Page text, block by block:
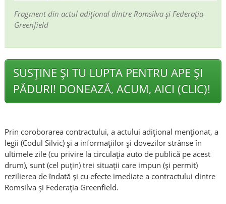
Fragment din actul adițional dintre Romsilva și Federația
Greenfield
SUSȚINE ȘI TU LUPTA PENTRU APE ȘI
PĂDURI! DONEAZĂ, ACUM, AICI (CLIC)!
Prin coroborarea contractului, a actului adițional menționat, a
legii (Codul Silvic) și a informațiilor și dovezilor strânse în
ultimele zile (cu privire la circulația auto de publică pe acest
drum), sunt (cel puțin) trei situații care impun (și permit)
rezilierea de îndată și cu efecte imediate a contractului dintre
Romsilva și Federația Greenfield.